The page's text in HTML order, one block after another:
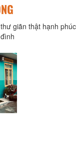
giãn thật hạnh phúc